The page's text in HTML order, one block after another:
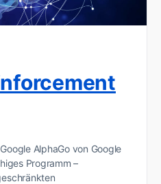
AlphaGo von Google
Programm –